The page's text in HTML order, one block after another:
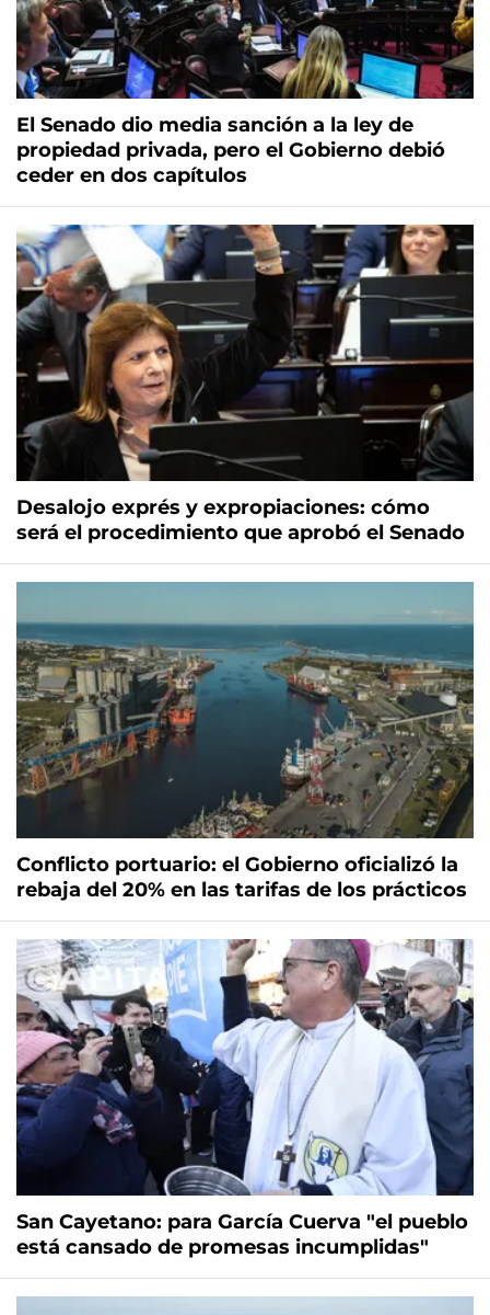
El Senado dio media sanción a la ley de
propiedad privada, pero el Gobierno debió
ceder en dos capítulos
Desalojo exprés y expropiaciones: cómo
será el procedimiento que aprobó el Senado
Conflicto portuario: el Gobierno oficializó la
rebaja del 20% en las tarifas de los prácticos
San Cayetano: para García Cuerva "el pueblo
está cansado de promesas incumplidas"